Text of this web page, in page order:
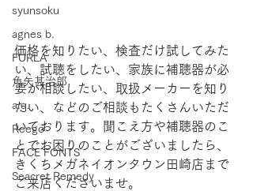
syunsoku
agnes b.
FURLA
角矢甚治郎
a.q.
Reego
FACE FONTS
Seacret Remedy
価格を知りたい、検査だけ試してみた
い、試聴をしたい、家族に補聴器が必
要か相談したい、取扱メーカーを知り
たい、などのご相談もたくさんいただ
いております。聞こえ方や補聴器のこ
とでお困りのことがございましたら、
きくちメガネイオンタウン田崎店まで
ご来店くださいませ。